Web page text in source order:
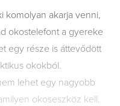
komolyan akarja venni,
okostelefont a gyereke
egy része is áttevődött
okokból.
lehet egy nagyobb
okoseszköz kell.